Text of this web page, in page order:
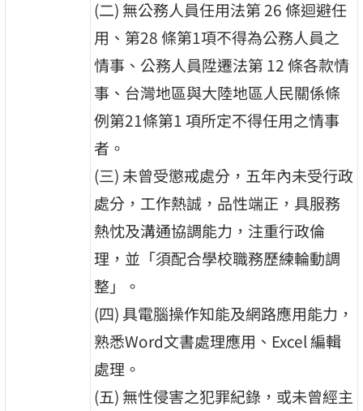
(二) 無公務人員任用法第 26 條迴避任
用、第28 條第1項不得為公務人員之
情事、公務人員陞遷法第 12 條各款情
事、台灣地區與大陸地區人民關係條
例第21條第1 項所定不得任用之情事
者。
(三) 未曾受懲戒處分，五年內未受行政
處分，工作熱誠，品性端正，具服務
熱忱及溝通協調能力，注重行政倫
理，並「須配合學校職務歷練輪動調
整」。
(四) 具電腦操作知能及網路應用能力，
熟悉Word文書處理應用、Excel 編輯
處理。
(五) 無性侵害之犯罪紀錄，或未曾經主